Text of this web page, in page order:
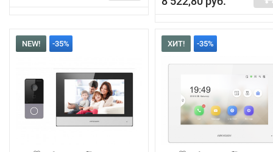
NEW! -35% ХИТ! -35%